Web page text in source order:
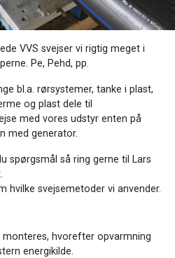
VVS svejser vi rigtig meget i
Pe, Pehd, pp.
bl.a. rørsystemer, tanke i plast,
og plast dele til
med vores udstyr enten på
med generator.
spørgsmål så ring gerne til Lars
hvilke svejsemetoder vi anvender.
hvorefter opvarmning
energikilde.